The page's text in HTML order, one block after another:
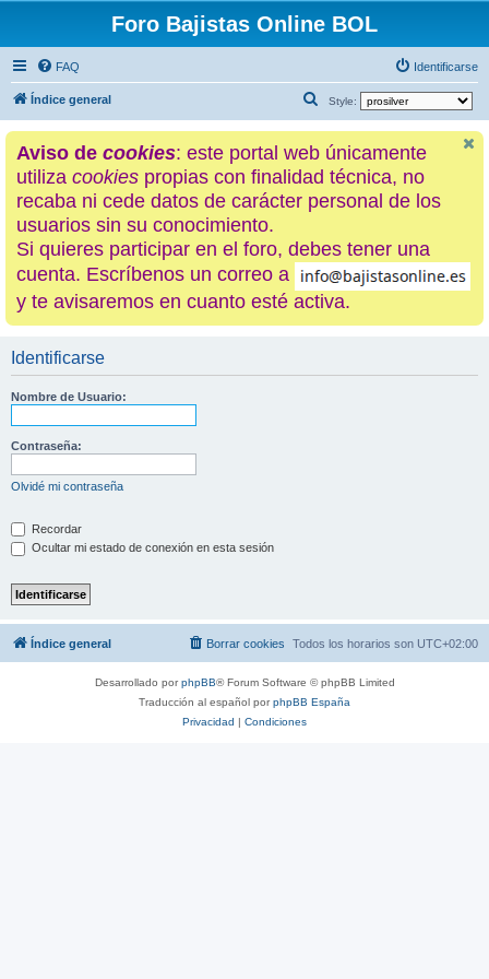
Foro Bajistas Online BOL
FAQ Identificarse
Índice general Style:
u
c
a
Aviso de cookies: este portal web únicamente
utiliza cookies propias con finalidad técnica, no
recaba ni cede datos de carácter personal de los
usuarios sin su conocimiento.
Si quieres participar en el foro, debes tener una
cuenta. Escríbenos un correo a
y te avisaremos en cuanto esté activa.
Identificarse
Nombre de Usuario:
Contraseña:
Olvidé mi contraseña
Recordar
Ocultar mi estado de conexión en esta sesión
Índice general Todos los horarios son UTC+02:00
Borrar cookies
Desarrollado porphpBB® Forum Software © phpBB Limited
Traducción al español porphpBB España
Privacidad | Condiciones